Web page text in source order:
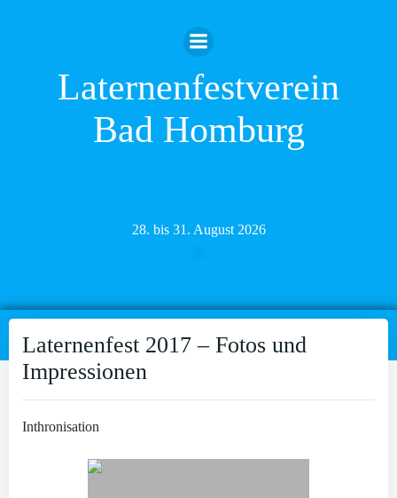
Inhalt
springen
Laternenfestverein
Bad Homburg
28. bis 31. August 2026
Laternenfest 2017 – Fotos und
Impressionen
Inthronisation